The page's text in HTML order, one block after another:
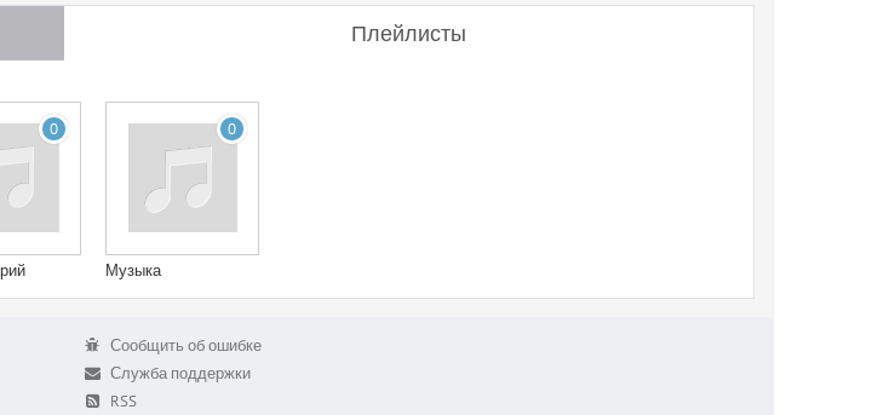
Плейлисты
0 0
Музыка
Сообщить об ошибке
Служба поддержки
RSS